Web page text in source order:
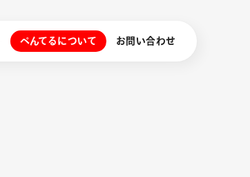
ぺんてるについて お問い合わせ